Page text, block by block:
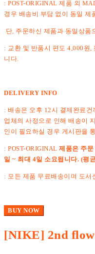
: POST-ORIGINAL 제품 외
경우 배송비 부담 없이 동일 제
단, 주문하신 제품과 동일상품
: 교환 및 반품시 편도 4,000원
니다.
DELIVERY INFO
: 배송은 오후 12시 결제완료
업체의 사정으로 인해 배송이
인이 필요하실 경우 게시판을
: POST-ORIGINAL 제품은 주
일 ~ 최대 4일 소요됩니다. (평
: 모든 제품 무료배송이며 도서
BUY NOW
[NIKE] 2nd